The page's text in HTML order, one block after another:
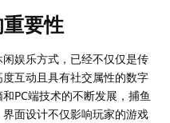
要性
娱乐方式，已经不仅仅是传
互动且具有社交属性的数字
PC端技术的不断发展，捕鱼
面设计不仅影响玩家的游戏